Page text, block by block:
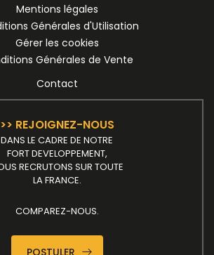
Mentions légales
Générales d'Utilisation
Gérer les cookies
Générales de Vente
Contact
>> REJOIGNEZ-NOUS
DANS LE CADRE DE NOTRE
FORT DEVELOPPEMENT,
RECRUTONS SUR TOUTE
LA FRANCE.
COMPAREZ-NOUS.